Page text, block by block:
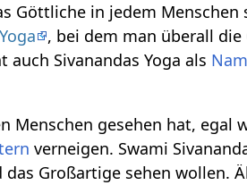
Göttliche in jedem
Yoga , bei dem man überall
auch Sivanandas Yoga als
Menschen gesehen hat,
verneigen. Swami
das Großartige sehen wollen.